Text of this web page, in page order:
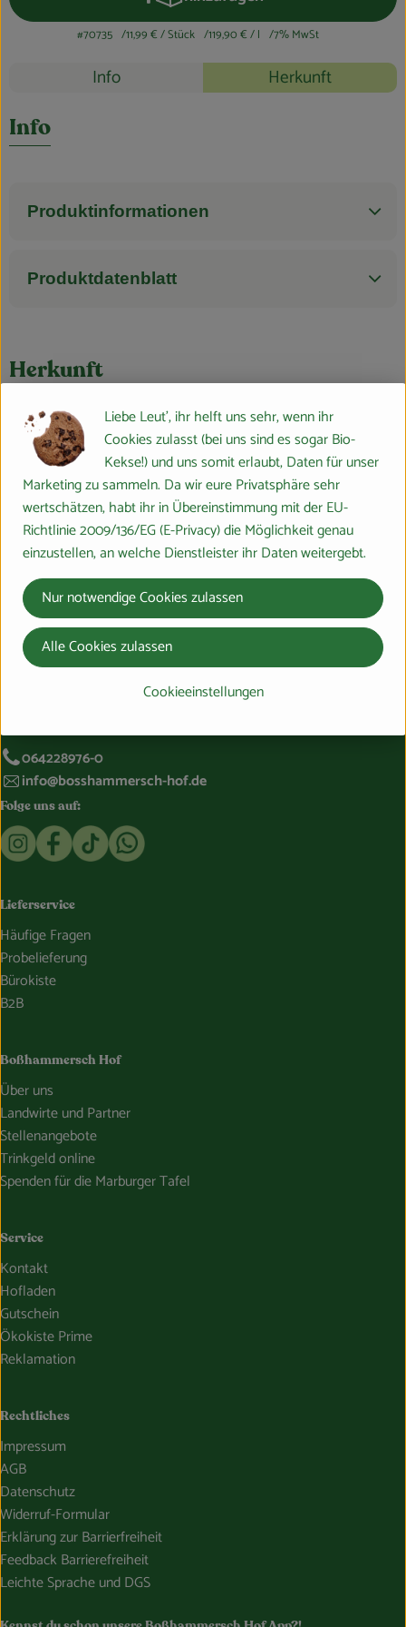
#70735 11,99 €/ Stück 119,90 €/ l 7% MwSt
Rezepte
Info Herkunft
Info
Produktinformationen
Produktdatenblatt
Herkunft
Hersteller: PRIMAVERA
PRIMAVERA
064228976-0
info@bosshammersch-hof.de
Folge uns auf:
Externer Link zu https://www.instagram.com/
Externer Link zu https://www.facebook.com/
Externer Link zu https://www.tiktok.com/
Externer Link zu https://whatsapp.com/
Lieferservice
Häufige Fragen
Probelieferung
Bürokiste
B2B
Boßhammersch Hof
Über uns
Landwirte und Partner
Stellenangebote
Trinkgeld online
Spenden für die Marburger Tafel
Service
Kontakt
Hofladen
Gutschein
Ökokiste Prime
Reklamation
Rechtliches
Impressum
AGB
Datenschutz
Widerruf-Formular
Erklärung zur Barrierfreiheit
Feedback Barrierefreiheit
Leichte Sprache und DGS
Liebe Leut', ihr helft uns sehr, wenn ihr
Cookies zulasst (bei uns sind es sogar Bio-
Kekse!) und uns somit erlaubt, Daten für unser
Marketing zu sammeln. Da wir eure Privatsphäre sehr
wertschätzen, habt ihr in Übereinstimmung mit der EU-
Richtlinie 2009/136/EG (E-Privacy) die Möglichkeit genau
einzustellen, an welche Dienstleister ihr Daten weitergebt.
Cookieeinstellungen
Nur notwendige Cookies zulassen
Alle Cookies zulassen